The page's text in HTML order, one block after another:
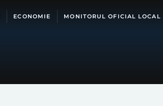
ECONOMIE MONITORUL OFICIAL LOCAL